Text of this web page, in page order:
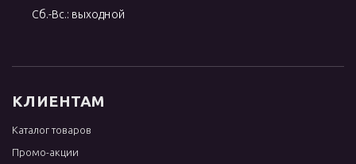
Сб.-Вс.: выходной
КЛИЕНТАМ
Каталог товаров
Промо-акции